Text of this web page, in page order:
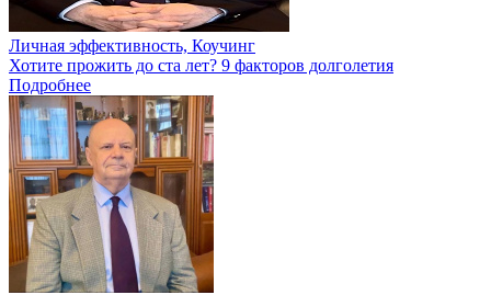
Личная эффективность, Коучинг
Хотите прожить до ста лет? 9 факторов долголетия
Подробнее